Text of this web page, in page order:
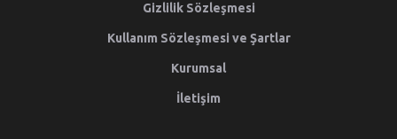
Gizlilik Sözleşmesi
Kullanım Sözleşmesi ve Şartlar
Kurumsal
İletişim